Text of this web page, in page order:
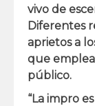
vivo de
Diferentes
aprietos a
que
público.
“La impro